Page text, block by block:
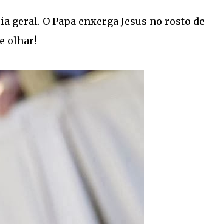
geral. O Papa enxerga Jesus no rosto de
olhar!